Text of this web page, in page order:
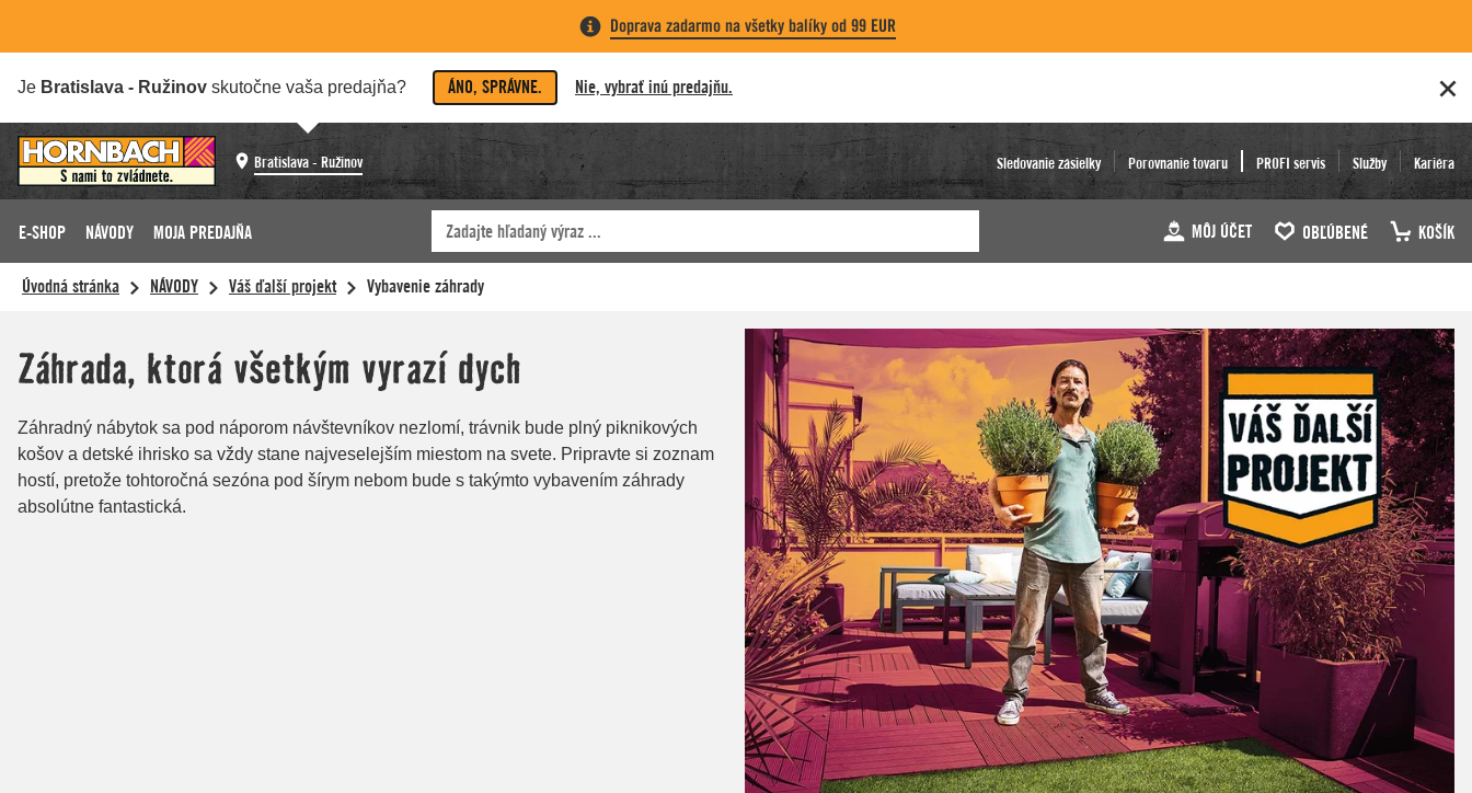
Doprava zadarmo na všetky balíky od 99 EUR
Je Bratislava - Ružinov skutočne vaša predajňa? ÁNO, SPRÁVNE. Nie, vybrať inú predajňu.
Bratislava - Ružinov Sledovanie zásielky Porovnanie tovaru PROFI servis Služby Kariéra
E-SHOP NÁVODY MOJA PREDAJŇA MÔJ ÚČET OBĽÚBENÉ KOŠÍK